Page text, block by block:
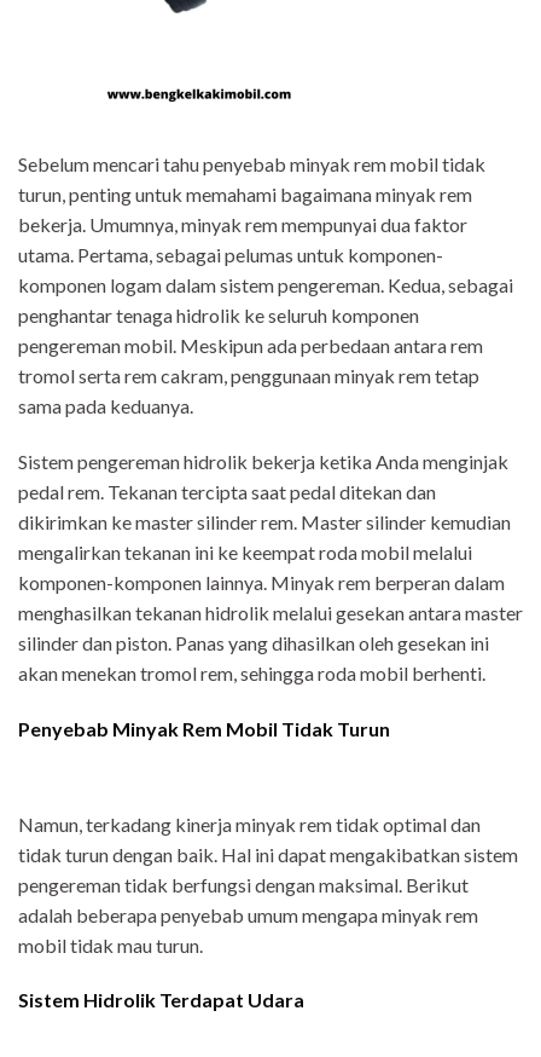
Sebelum mencari tahu penyebab minyak rem mobil tidak
turun, penting untuk memahami bagaimana minyak rem
bekerja. Umumnya, minyak rem mempunyai dua faktor
utama. Pertama, sebagai pelumas untuk komponen-
komponen logam dalam sistem pengereman. Kedua, sebagai
penghantar tenaga hidrolik ke seluruh komponen
pengereman mobil. Meskipun ada perbedaan antara rem
tromol serta rem cakram, penggunaan minyak rem tetap
sama pada keduanya.
Sistem pengereman hidrolik bekerja ketika Anda menginjak
pedal rem. Tekanan tercipta saat pedal ditekan dan
dikirimkan ke master silinder rem. Master silinder kemudian
mengalirkan tekanan ini ke keempat roda mobil melalui
komponen-komponen lainnya. Minyak rem berperan dalam
menghasilkan tekanan hidrolik melalui gesekan antara master
silinder dan piston. Panas yang dihasilkan oleh gesekan ini
akan menekan tromol rem, sehingga roda mobil berhenti.
Penyebab Minyak Rem Mobil Tidak Turun
Namun, terkadang kinerja minyak rem tidak optimal dan
tidak turun dengan baik. Hal ini dapat mengakibatkan sistem
pengereman tidak berfungsi dengan maksimal. Berikut
adalah beberapa penyebab umum mengapa minyak rem
mobil tidak mau turun.
Sistem Hidrolik Terdapat Udara